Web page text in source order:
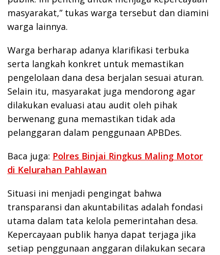
masyarakat,” tukas warga tersebut dan diamini
warga lainnya.
Warga berharap adanya klarifikasi terbuka
serta langkah konkret untuk memastikan
pengelolaan dana desa berjalan sesuai aturan.
Selain itu, masyarakat juga mendorong agar
dilakukan evaluasi atau audit oleh pihak
berwenang guna memastikan tidak ada
pelanggaran dalam penggunaan APBDes.
Baca juga: Polres Binjai Ringkus Maling Motor
di Kelurahan Pahlawan
Situasi ini menjadi pengingat bahwa
transparansi dan akuntabilitas adalah fondasi
utama dalam tata kelola pemerintahan desa.
Kepercayaan publik hanya dapat terjaga jika
setiap penggunaan anggaran dilakukan secara